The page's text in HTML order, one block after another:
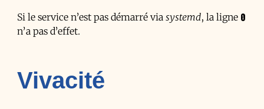
Si le service n’est pas démarré via systemd, la ligne ❶
n’a pas d’effet.
Vivacité